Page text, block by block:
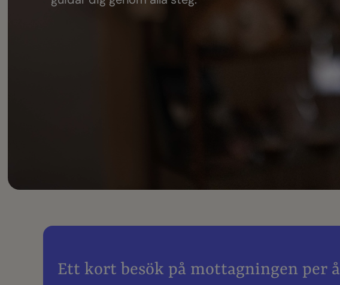
Ett kort besök på mottagningen per